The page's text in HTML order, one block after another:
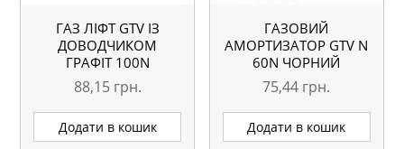
ГАЗ ЛІФТ GTV ІЗ
ДОВОДЧИКОМ
ГРАФІТ 100N
88,15 грн.
Додати в кошик
ГАЗОВИЙ
АМОРТИЗАТОР GTV N
60N ЧОРНИЙ
75,44 грн.
Додати в кошик